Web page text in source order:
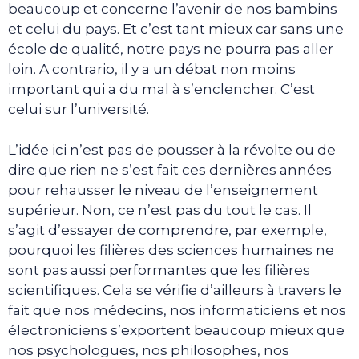
beaucoup et concerne l’avenir de nos bambins
et celui du pays. Et c’est tant mieux car sans une
école de qualité, notre pays ne pourra pas aller
loin. A contrario, il y a un débat non moins
important qui a du mal à s’enclencher. C’est
celui sur l’université.
L’idée ici n’est pas de pousser à la révolte ou de
dire que rien ne s’est fait ces dernières années
pour rehausser le niveau de l’enseignement
supérieur. Non, ce n’est pas du tout le cas. Il
s’agit d’essayer de comprendre, par exemple,
pourquoi les filières des sciences humaines ne
sont pas aussi performantes que les filières
scientifiques. Cela se vérifie d’ailleurs à travers le
fait que nos médecins, nos informaticiens et nos
électroniciens s’exportent beaucoup mieux que
nos psychologues, nos philosophes, nos